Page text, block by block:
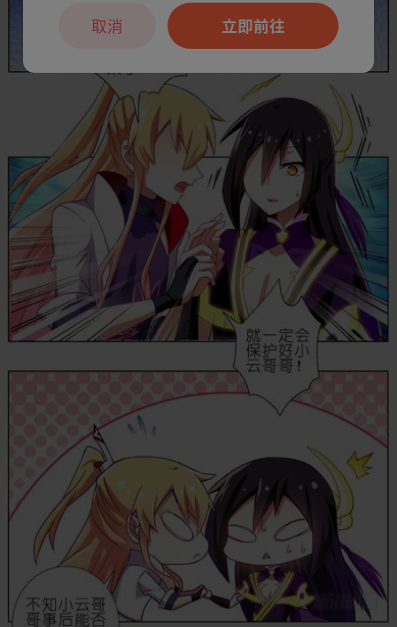
立即前往
取消